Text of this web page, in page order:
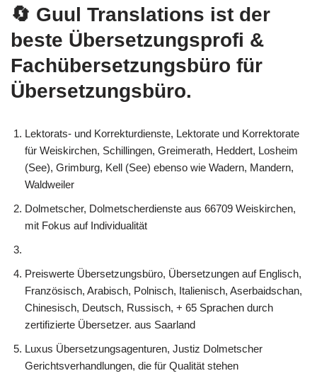
🔄 Guul Translations ist der
beste Übersetzungsprofi &
Fachübersetzungsbüro für
Übersetzungsbüro.
Lektorats- und Korrekturdienste, Lektorate und Korrektorate
für Weiskirchen, Schillingen, Greimerath, Heddert, Losheim
(See), Grimburg, Kell (See) ebenso wie Wadern, Mandern,
Waldweiler
Dolmetscher, Dolmetscherdienste aus 66709 Weiskirchen,
mit Fokus auf Individualität
Preiswerte Übersetzungsbüro, Übersetzungen auf Englisch,
Französisch, Arabisch, Polnisch, Italienisch, Aserbaidschan,
Chinesisch, Deutsch, Russisch, + 65 Sprachen durch
zertifizierte Übersetzer. aus Saarland
Luxus Übersetzungsagenturen, Justiz Dolmetscher
Gerichtsverhandlungen, die für Qualität stehen